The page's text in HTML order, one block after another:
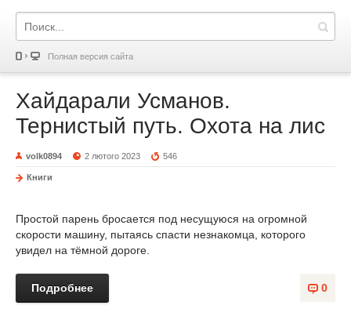
Полная версия сайта
Хайдарали Усманов.
Тернистый путь. Охота на лис
volk0894 2 лютого 2023 546
Книги
Простой парень бросается под несущуюся на огромной
скорости машину, пытаясь спасти незнакомца, которого
увидел на тёмной дороге.
0
Подробнее